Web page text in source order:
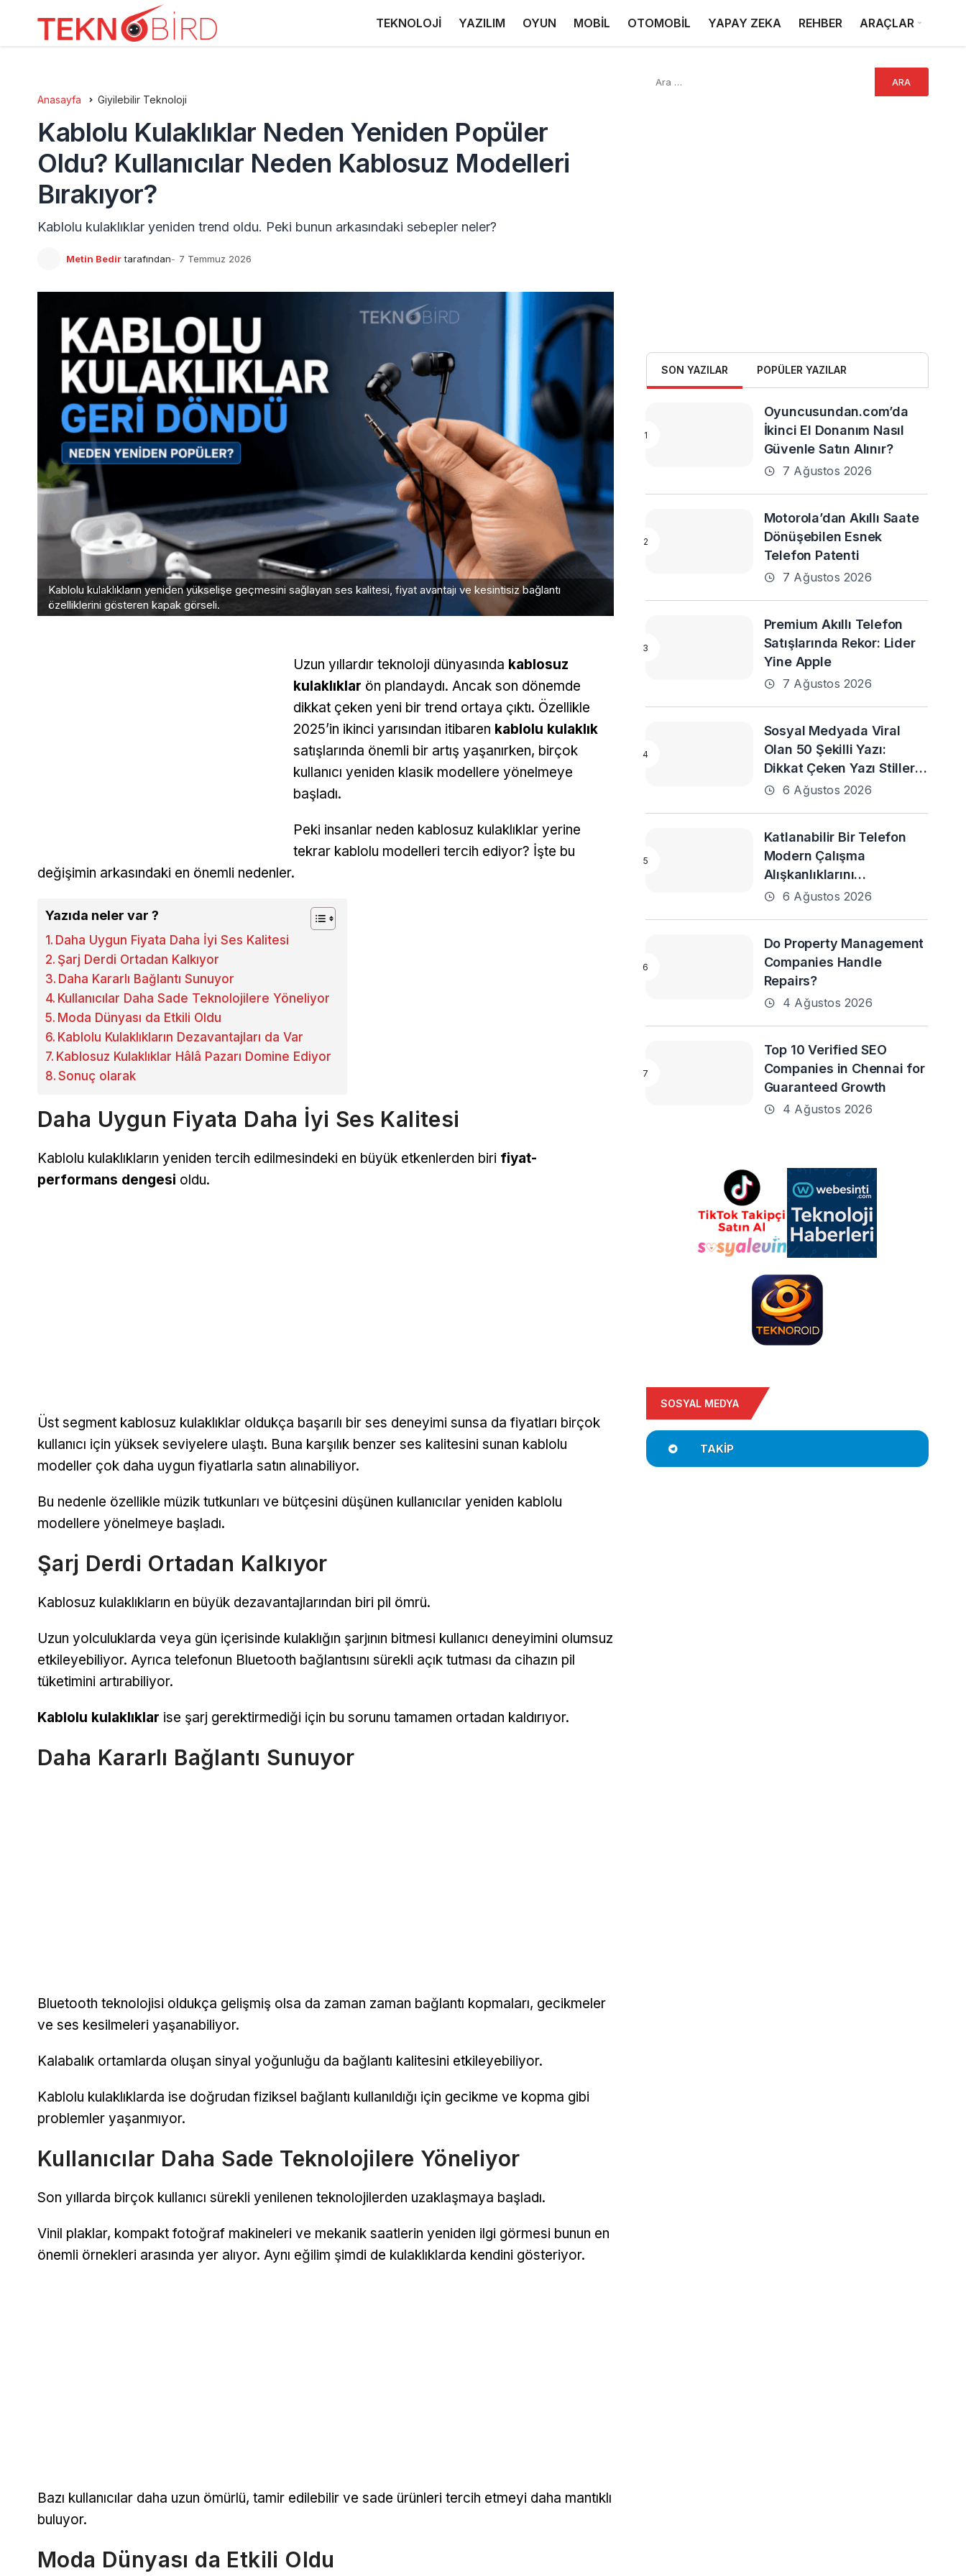
TEKNOLOJİ YAZILIM OYUN MOBİL OTOMOBİL YAPAY ZEKA REHBER ARAÇLAR
Anasayfa Giyilebilir Teknoloji
Kablolu Kulaklıklar Neden Yeniden Popüler
Oldu? Kullanıcılar Neden Kablosuz Modelleri
Bırakıyor?
Kablolu kulaklıklar yeniden trend oldu. Peki bunun arkasındaki sebepler neler?
Metin Bedir tarafından 7 Temmuz 2026
Kablolu kulaklıkların yeniden yükselişe geçmesini sağlayan ses kalitesi, fiyat avantajı ve kesintisiz bağlantı
özelliklerini gösteren kapak görseli.
Uzun yıllardır teknoloji dünyasında kablosuz
kulaklıklar ön plandaydı. Ancak son dönemde
dikkat çeken yeni bir trend ortaya çıktı. Özellikle
2025’in ikinci yarısından itibaren kablolu kulaklık
satışlarında önemli bir artış yaşanırken, birçok
kullanıcı yeniden klasik modellere yönelmeye
başladı.
Peki insanlar neden kablosuz kulaklıklar yerine
tekrar kablolu modelleri tercih ediyor? İşte bu
değişimin arkasındaki en önemli nedenler.
Yazıda neler var ?
Daha Uygun Fiyata Daha İyi Ses Kalitesi
Şarj Derdi Ortadan Kalkıyor
Daha Kararlı Bağlantı Sunuyor
Kullanıcılar Daha Sade Teknolojilere Yöneliyor
Moda Dünyası da Etkili Oldu
Kablolu Kulaklıkların Dezavantajları da Var
Kablosuz Kulaklıklar Hâlâ Pazarı Domine Ediyor
Sonuç olarak
Daha Uygun Fiyata Daha İyi Ses Kalitesi
Kablolu kulaklıkların yeniden tercih edilmesindeki en büyük etkenlerden biri fiyat-
performans dengesi oldu.
Üst segment kablosuz kulaklıklar oldukça başarılı bir ses deneyimi sunsa da fiyatları birçok
kullanıcı için yüksek seviyelere ulaştı. Buna karşılık benzer ses kalitesini sunan kablolu
modeller çok daha uygun fiyatlarla satın alınabiliyor.
Bu nedenle özellikle müzik tutkunları ve bütçesini düşünen kullanıcılar yeniden kablolu
modellere yönelmeye başladı.
Şarj Derdi Ortadan Kalkıyor
Kablosuz kulaklıkların en büyük dezavantajlarından biri pil ömrü.
Uzun yolculuklarda veya gün içerisinde kulaklığın şarjının bitmesi kullanıcı deneyimini olumsuz
etkileyebiliyor. Ayrıca telefonun Bluetooth bağlantısını sürekli açık tutması da cihazın pil
tüketimini artırabiliyor.
Kablolu kulaklıklar ise şarj gerektirmediği için bu sorunu tamamen ortadan kaldırıyor.
Daha Kararlı Bağlantı Sunuyor
Bluetooth teknolojisi oldukça gelişmiş olsa da zaman zaman bağlantı kopmaları, gecikmeler
ve ses kesilmeleri yaşanabiliyor.
Kalabalık ortamlarda oluşan sinyal yoğunluğu da bağlantı kalitesini etkileyebiliyor.
Kablolu kulaklıklarda ise doğrudan fiziksel bağlantı kullanıldığı için gecikme ve kopma gibi
problemler yaşanmıyor.
Kullanıcılar Daha Sade Teknolojilere Yöneliyor
Son yıllarda birçok kullanıcı sürekli yenilenen teknolojilerden uzaklaşmaya başladı.
Vinil plaklar, kompakt fotoğraf makineleri ve mekanik saatlerin yeniden ilgi görmesi bunun en
önemli örnekleri arasında yer alıyor. Aynı eğilim şimdi de kulaklıklarda kendini gösteriyor.
Bazı kullanıcılar daha uzun ömürlü, tamir edilebilir ve sade ürünleri tercih etmeyi daha mantıklı
buluyor.
Moda Dünyası da Etkili Oldu
SON YAZILAR POPÜLER YAZILAR
Oyuncusundan.com’da
İkinci El Donanım Nasıl
Güvenle Satın Alınır?
7 Ağustos 2026
Motorola’dan Akıllı Saate
Dönüşebilen Esnek
Telefon Patenti
7 Ağustos 2026
Premium Akıllı Telefon
Satışlarında Rekor: Lider
Yine Apple
7 Ağustos 2026
Sosyal Medyada Viral
Olan 50 Şekilli Yazı:
Dikkat Çeken Yazı Stilleri
ve En Popüler Örnekler
6 Ağustos 2026
Katlanabilir Bir Telefon
Modern Çalışma
Alışkanlıklarını
Destekleyebilir mi?
6 Ağustos 2026
Do Property Management
Companies Handle
Repairs?
4 Ağustos 2026
Top 10 Verified SEO
Companies in Chennai for
Guaranteed Growth
4 Ağustos 2026
SOSYAL MEDYA
TAKIP